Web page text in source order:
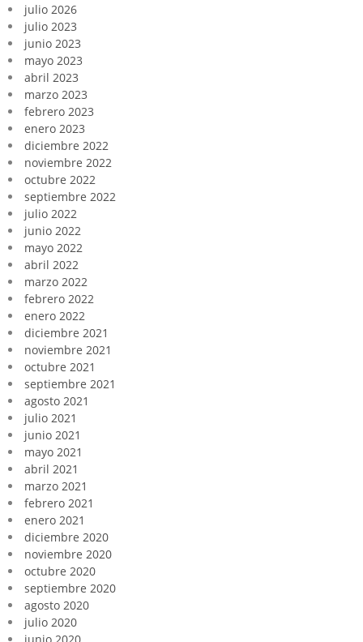
julio 2026
julio 2023
junio 2023
mayo 2023
abril 2023
marzo 2023
febrero 2023
enero 2023
diciembre 2022
noviembre 2022
octubre 2022
septiembre 2022
julio 2022
junio 2022
mayo 2022
abril 2022
marzo 2022
febrero 2022
enero 2022
diciembre 2021
noviembre 2021
octubre 2021
septiembre 2021
agosto 2021
julio 2021
junio 2021
mayo 2021
abril 2021
marzo 2021
febrero 2021
enero 2021
diciembre 2020
noviembre 2020
octubre 2020
septiembre 2020
agosto 2020
julio 2020
junio 2020